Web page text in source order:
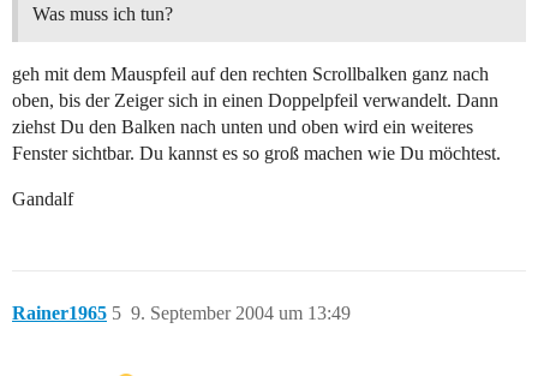
Was muss ich tun?
geh mit dem Mauspfeil auf den rechten Scrollbalken ganz nach
oben, bis der Zeiger sich in einen Doppelpfeil verwandelt. Dann
ziehst Du den Balken nach unten und oben wird ein weiteres
Fenster sichtbar. Du kannst es so groß machen wie Du möchtest.
Gandalf
Rainer1965 9. September 2004 um 13:49
5